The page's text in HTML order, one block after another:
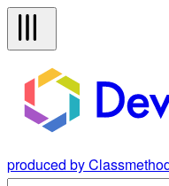
produced by